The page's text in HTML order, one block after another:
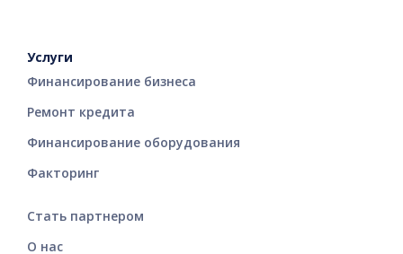
Услуги
Финансирование бизнеса
Ремонт кредита
Финансирование оборудования
Факторинг
Стать партнером
О нас